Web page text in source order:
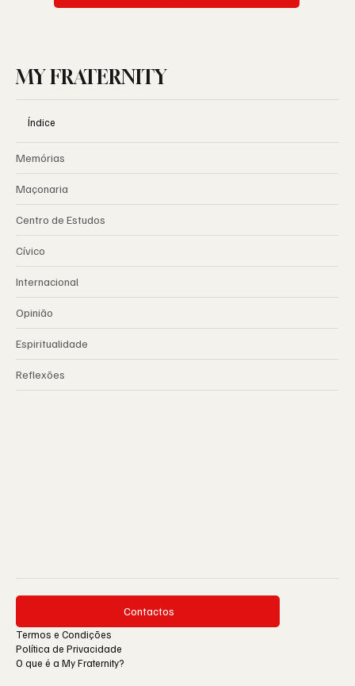
MY FRATERNITY
Índice
Memórias
Maçonaria
Centro de Estudos
Cívico
Internacional
Opinião
Espiritualidade
Reflexões
Contactos
Termos e Condições
Política de Privacidade
O que é a My Fraternity?